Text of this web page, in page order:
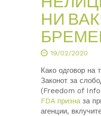
НИ
19/02/2020
Како одговор на
Законот за
(Freedom of
FDA призна за
агенции,